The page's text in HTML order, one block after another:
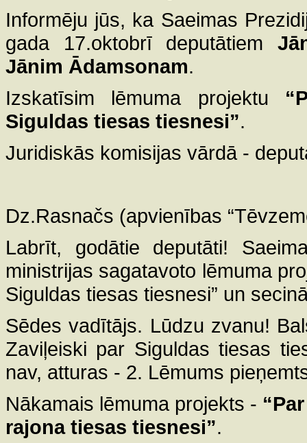
Informēju jūs, ka Saeimas
gada 17.oktobrī deputātiem
Jānim Ādamsonam.
Izskatīsim lēmuma projektu
Siguldas tiesas tiesnesi”.
Juridiskās komisijas vārdā -
Dz.Rasnačs (apvienības
Labrīt, godātie deputāti!
ministrijas sagatavoto lēmuma
Siguldas tiesas tiesnesi” un
Sēdes vadītājs. Lūdzu zvanu!
Zaviļeiski par Siguldas tiesas
nav, atturas - 2. Lēmums
Nākamais lēmuma projekts -
rajona tiesas tiesnesi”.